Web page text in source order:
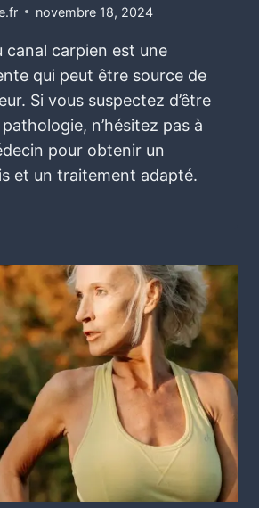
novembre 18, 2024
canal carpien est une
qui peut être source de
Si vous suspectez d’être
n’hésitez pas à
pour obtenir un
et un traitement adapté.